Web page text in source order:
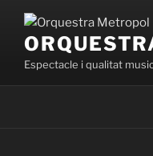
contingut
Espectacle i qualitat